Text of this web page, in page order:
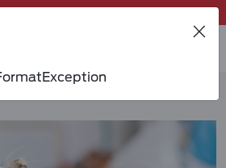
ti aspettano, non perderteli!
te 5€ di sconto sul prossimo ordine!